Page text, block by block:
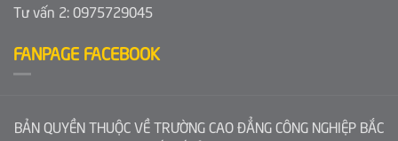
Tư vấn 2: 0975729045
FANPAGE FACEBOOK
BẢN QUYỀN THUỘC VỀ TRƯỜNG CAO ĐẲNG CÔNG NGHIỆP BẮC